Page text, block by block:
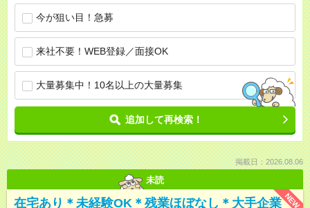
今が狙い目！急募
来社不要！WEB登録／面接OK
大量募集中！10名以上の大量募集
追加して再検索！
掲載日：2026.08.06
未読
NEW
在宅あり＊未経験OK＊残業ほぼなし＊大手企業